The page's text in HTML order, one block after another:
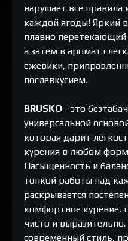
нарушает все
каждой ягоды! Яркий
плавно
а затем в аромат
ежевики,
послевкусием.
BRUSKO - это
универсальной
которая дарит
курения в любом
Насыщенность и
тонкой работы над
раскрывается
комфортное курение,
чисто и
современный стиль,